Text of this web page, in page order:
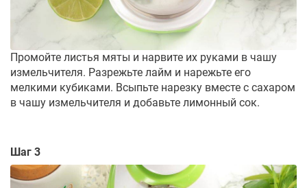
Промойте листья мяты и нарвите их руками в чашу
измельчителя. Разрежьте лайм и нарежьте его
мелкими кубиками. Всыпьте нарезку вместе с сахаром
в чашу измельчителя и добавьте лимонный сок.
Шаг 3